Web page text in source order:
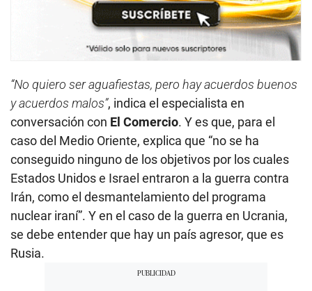
“No quiero ser aguafiestas, pero hay acuerdos buenos
y acuerdos malos”, indica el especialista en
conversación con El Comercio. Y es que, para el
caso del Medio Oriente, explica que “no se ha
conseguido ninguno de los objetivos por los cuales
Estados Unidos e Israel entraron a la guerra contra
Irán, como el desmantelamiento del programa
nuclear iraní”. Y en el caso de la guerra en Ucrania,
se debe entender que hay un país agresor, que es
Rusia.